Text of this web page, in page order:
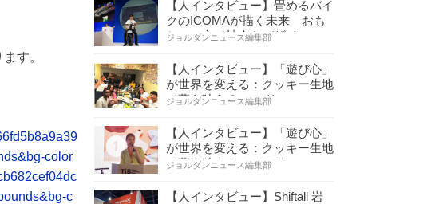
す。
color
c
【人インタビュー】畳めるバイ
クのICOMAが描く未来 おも
ちゃの心で社会をデザイ…
ジョルダンニュース編集部
【人インタビュー】「遊び心」
が世界を変える：クッキー生地
で夢を叶える コロリ…
ジョルダンニュース編集部
【人インタビュー】「遊び心」
が世界を変える：クッキー生地
で夢を叶える コロリ…
ジョルダンニュース編集部
【人インタビュー】Shiftall 岩